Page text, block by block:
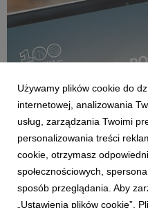
GDAŃSK/GDYNIA
Uniwersytet WSB
wykład o
Używamy plików cookie do
internetowej, analizowania
usług, zarządzania Twoimi
personalizowania treści
cookie, otrzymasz
społecznościowych,
sposób przeglądania. Aby
„Ustawienia plików cookie”.